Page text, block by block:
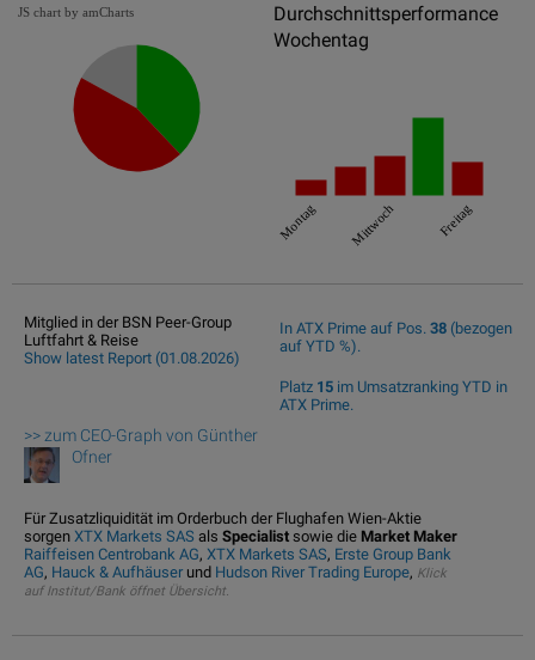
JS chart by amCharts
Durchschnittsperformance
Wochentag
Montag Mittwoch Freitag
Mitglied in der BSN Peer-Group
Luftfahrt & Reise
Show latest Report (01.08.2026)
In ATX Prime auf Pos. 38 (bezogen
auf YTD %).
Platz 15 im Umsatzranking YTD in
ATX Prime.
>> zum CEO-Graph von Günther
Ofner
Für Zusatzliquidität im Orderbuch der Flughafen Wien-Aktie
sorgen XTX Markets SAS als Specialist sowie die Market Maker
Raiffeisen Centrobank AG, XTX Markets SAS, Erste Group Bank
AG, Hauck & Aufhäuser und Hudson River Trading Europe, Klick
auf Institut/Bank öffnet Übersicht.